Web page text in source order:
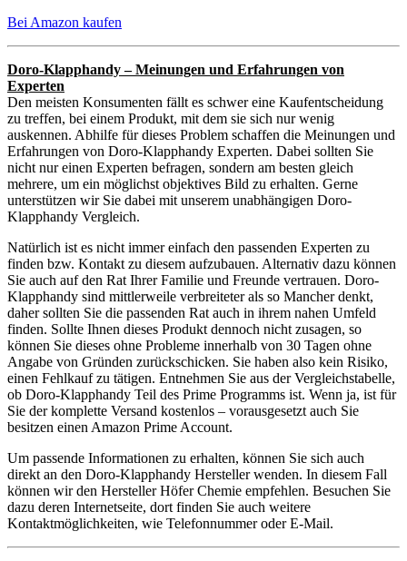
Bei Amazon kaufen
Doro-Klapphandy – Meinungen und Erfahrungen von
Experten
Den meisten Konsumenten fällt es schwer eine Kaufentscheidung
zu treffen, bei einem Produkt, mit dem sie sich nur wenig
auskennen. Abhilfe für dieses Problem schaffen die Meinungen und
Erfahrungen von Doro-Klapphandy Experten. Dabei sollten Sie
nicht nur einen Experten befragen, sondern am besten gleich
mehrere, um ein möglichst objektives Bild zu erhalten. Gerne
unterstützen wir Sie dabei mit unserem unabhängigen Doro-
Klapphandy Vergleich.
Natürlich ist es nicht immer einfach den passenden Experten zu
finden bzw. Kontakt zu diesem aufzubauen. Alternativ dazu können
Sie auch auf den Rat Ihrer Familie und Freunde vertrauen. Doro-
Klapphandy sind mittlerweile verbreiteter als so Mancher denkt,
daher sollten Sie die passenden Rat auch in ihrem nahen Umfeld
finden. Sollte Ihnen dieses Produkt dennoch nicht zusagen, so
können Sie dieses ohne Probleme innerhalb von 30 Tagen ohne
Angabe von Gründen zurückschicken. Sie haben also kein Risiko,
einen Fehlkauf zu tätigen. Entnehmen Sie aus der Vergleichstabelle,
ob Doro-Klapphandy Teil des Prime Programms ist. Wenn ja, ist für
Sie der komplette Versand kostenlos – vorausgesetzt auch Sie
besitzen einen Amazon Prime Account.
Um passende Informationen zu erhalten, können Sie sich auch
direkt an den Doro-Klapphandy Hersteller wenden. In diesem Fall
können wir den Hersteller Höfer Chemie empfehlen. Besuchen Sie
dazu deren Internetseite, dort finden Sie auch weitere
Kontaktmöglichkeiten, wie Telefonnummer oder E-Mail.